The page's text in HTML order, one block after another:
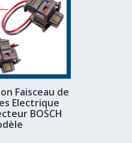
Faisceau de
Electrique
BOSCH